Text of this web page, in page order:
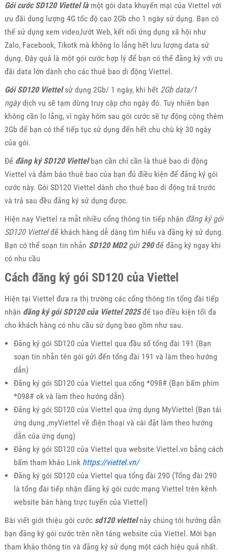
Gói cước SD120 Viettel làmột gói data khuyến mại của Viettel với
ưu đãi dung lượng 4G tốc độ cao 2Gb cho 1 ngày sử dụng. Bạn có
thể sử dụng xem video,lướt Web, kết nối ứng dụng xã hội như
Zalo, Facebook, Tikotk mà không lo lắng hết lưu lượng data sử
dụng. Đây quả là một gói cước hợp lý để bạn có thể đăng ký với ưu
đãi data lớn dành cho các thuê bao di động Viettel.
Gói SD120 Viettelsử dụng 2Gb/ 1 ngày, khi hết 2Gb data/1
ngàydịch vụ sẽ tạm dừng truy cập cho ngày đó. Tuy nhiên bạn
không cần lo lắng, vì ngày hôm sau gói cước sẽ tự động cộng thêm
2Gb để bạn có thể tiếp tục sử dụng đến hết chu chù kỳ 30 ngày
của gói.
Để đăng ký SD120 Viettelbạn cần chỉ cần là thuê bao di động
Viettel và đảm bảo thuê bao của bạn đủ điều kiện để đăng ký gói
cước này. Gói SD120 Viettel dành cho thuê bao di động trả trước
và trả sau đều đăng ký sử dụng được.
Hiện nay Viettel ra mắt nhiều cổng thông tin tiếp nhận đăng ký gói
SD120 Viettelđể khách hàng dễ dàng tìm hiểu và đăng ký sử dụng.
Bạn có thể soạn tin nhắn SD120 MD2gửi290để đăng ký ngay khi
có nhu cầu
Cách đăng ký gói SD120 của Viettel
Hiện tại Viettel đưa ra thị trường các cổng thông tin tổng đài tiếp
nhận đăng ký gói SD120 của Viettel 2025để tạo điều kiện tối đa
cho khách hàng có nhu cầu sử dụng bao gồm như sau.
Đăng ký gói SD120 của Viettel qua đầu số tổng đài 191 (Bạn
soạn tin nhắn tên gói gửi đến tổng đài 191 và làm theo hướng
dẫn)
Đăng ký gói SD120 của Viettel qua cổng *098# (Bạn bấm phím
*098# ok và làm theo hướng dẫn)
Đăng ký gói SD120 của Viettel qua ứng dụng MyViettel (Bạn tải
ứng dụng ,myViettel về điện thoại và cài đặt làm theo hướng
dẫn của ứng dụng)
Đăng ký gói SD120 của Viettel qua website Viettel.vn bằng cách
bấm tham khảo Link https://viettel.vn/
Đăng ký gói SD120 của Viettel qua tổng đài 290 (Tổng đài 290
là tổng đài tiếp nhận đăng ký gói cước mạng Viettel trên kênh
website bán hàng trực tuyến của Viettel)
Bài viết giới thiệu gói cước sd120 viettelnày chúng tôi hướng dẫn
bạn đăng ký gói cước trên nền tảng website của Viettel. Mời bạn
tham khảo thông tin và đăng ký sử dụng một cách hiệu quả nhất.